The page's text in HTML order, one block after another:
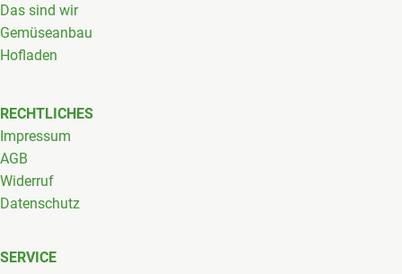
Das sind wir
Gemüseanbau
Hofladen
RECHTLICHES
Impressum
AGB
Widerruf
Datenschutz
SERVICE